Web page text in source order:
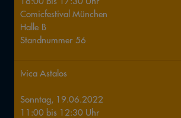
Comicfestival München
Halle B
Standnummer 56
Ivica Astalos
Sonntag, 19.06.2022
11:00 bis 12:30 Uhr